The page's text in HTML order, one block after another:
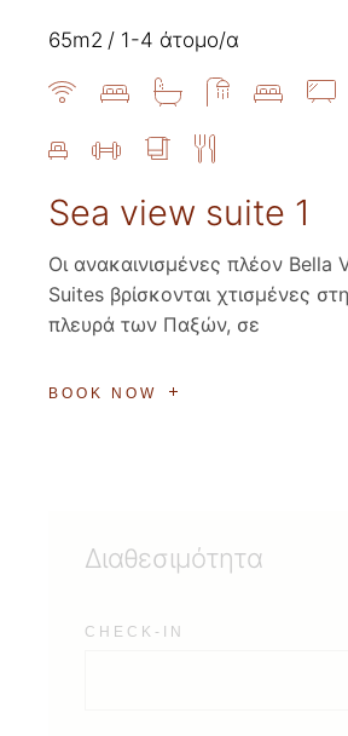
Sea view suite 1
Οι ανακαινισμένες πλέον Bella
Suites βρίσκονται χτισμένες
πλευρά των Παξών, σε
BOOK NOW
65m2 1-4 άτομο/α
Διαθεσιμότητα
CHECK-IN